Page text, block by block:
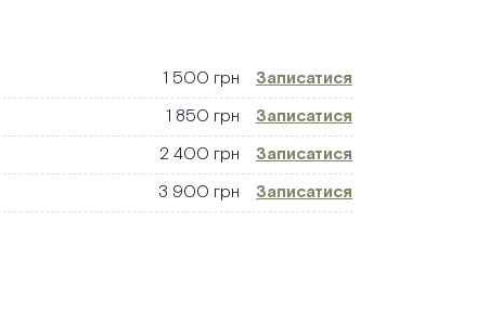
1 500 грн
Записатися
1 850 грн
Записатися
2 400 грн
Записатися
3 900 грн Записатися